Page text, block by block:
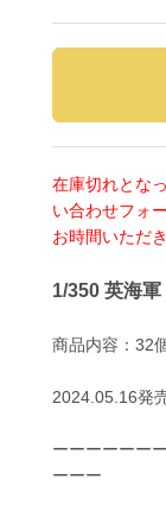
在庫切れとな
い合わせフォ
お時間いただ
1/350 英海
商品内容：32
2024.05.16発
ーーーーーー
ーーー